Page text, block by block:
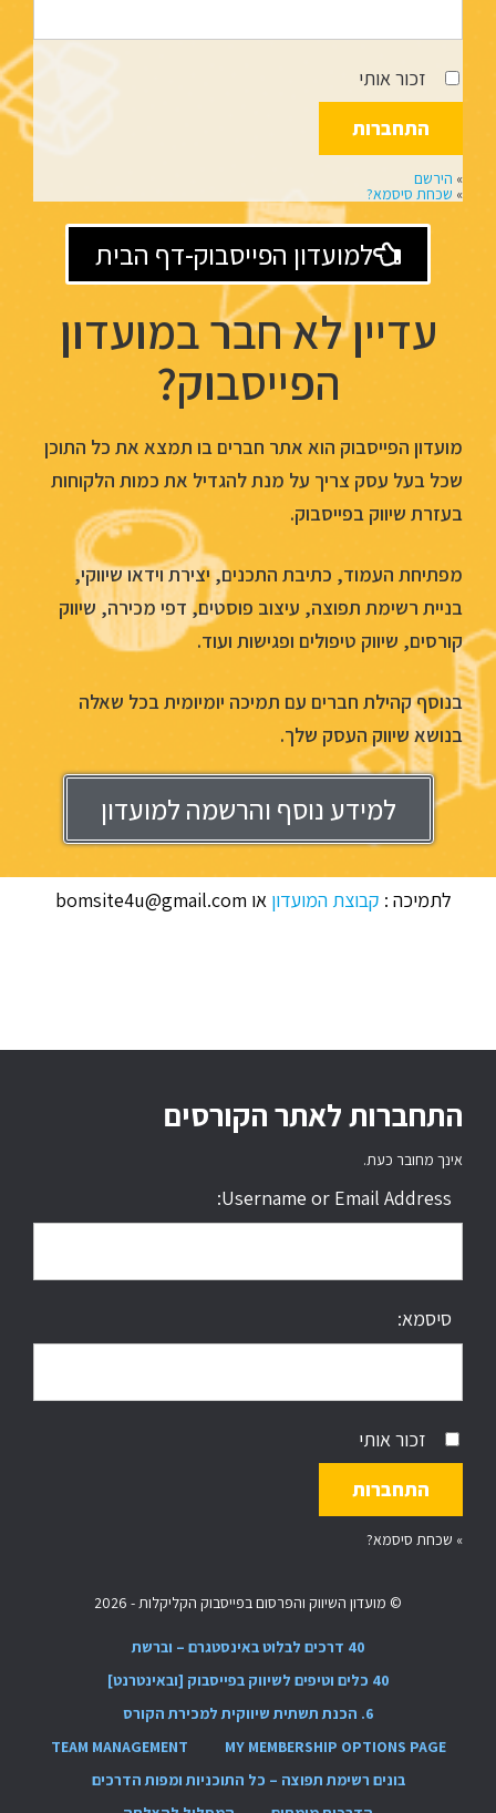
זכור אותי
» הירשם
» שכחת סיסמא?
למועדון הפייסבוק-דף הבית
עדיין לא חבר במועדון
הפייסבוק?
מועדון הפייסבוק הוא אתר חברים בו תמצא את כל התוכן
שכל בעל עסק צריך על מנת להגדיל את כמות הלקוחות
בעזרת שיווק בפייסבוק.
מפתיחת העמוד, כתיבת התכנים, יצירת וידאו שיווקי,
בניית רשימת תפוצה, עיצוב פוסטים, דפי מכירה, שיווק
קורסים, שיווק טיפולים ופגישות ועוד.
בנוסף קהילת חברים עם תמיכה יומיומית בכל שאלה
בנושא שיווק העסק שלך.
למידע נוסף והרשמה למועדון
לתמיכה : קבוצת המועדון או bomsite4u@gmail.com
התחברות לאתר הקורסים
אינך מחובר כעת.
Username or Email Address:
סיסמא:
זכור אותי
» שכחת סיסמא?
© מועדון השיווק והפרסום בפייסבוק הקליקלות - 2026
40 דרכים לבלוט באינסטגרם – וברשת
40 כלים וטיפים לשיווק בפייסבוק [ובאינטרנט]
6. הכנת תשתית שיווקית למכירת הקורס
MY MEMBERSHIP OPTIONS PAGE
TEAM MANAGEMENT
בונים רשימת תפוצה – כל התוכניות ומפות הדרכים